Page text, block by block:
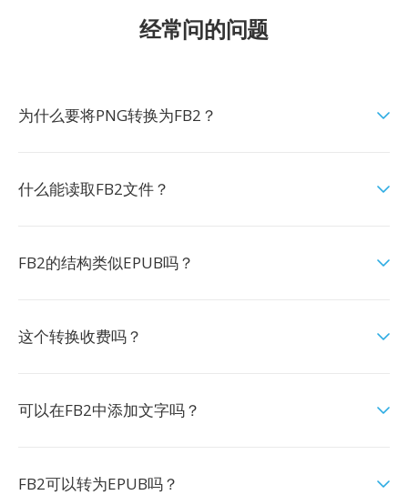
经常问的问题
为什么要将PNG转换为FB2？
什么能读取FB2文件？
FB2的结构类似EPUB吗？
这个转换收费吗？
可以在FB2中添加文字吗？
FB2可以转为EPUB吗？